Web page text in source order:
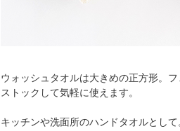
ウォッシュタオルは大きめの正方形。
ストックして気軽に使えます。
キッチンや洗面所のハンドタオルとし